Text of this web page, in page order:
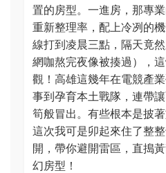
置的房型。一進房，那專
重新整理率，配上冷冽的
線打到凌晨三點，隔天竟
網咖熬完夜像被揍過），
觀！高雄這幾年在電競產
事到孕育本土戰隊，連帶讓
筍般冒出。有些根本是披
這次我可是卯起來住了整
開，帶你避開雷區，直搗
幻房型！